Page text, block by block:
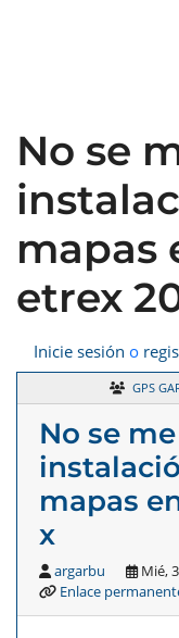
No se
mapas
etrex
Inicie sesión o
GPS
No se
mapas
x
argarbu
Mié,
Enlace